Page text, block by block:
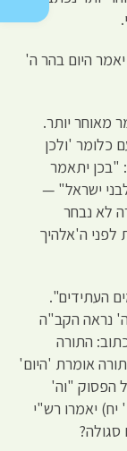
היום בהר ה'
מאוחר יותר.
כלומר 'ולכן
"בכן יתאמר
ישראל" —
לא נבחר
ה'אלהיך
העתידים".
נראה הקב"ה
התורה
אומרת 'היום'
הפסוק "וה'
יח) יאמרו רש"י
סגולה?